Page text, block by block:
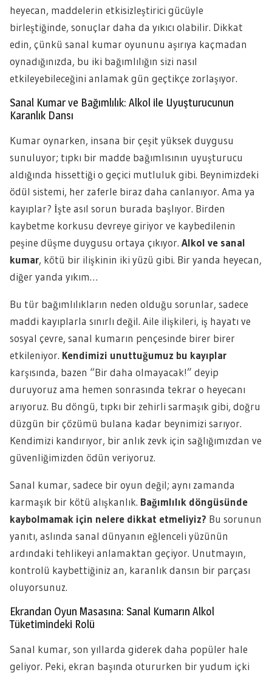
heyecan, maddelerin etkisizleştirici gücüyle
birleştiğinde, sonuçlar daha da yıkıcı olabilir. Dikkat
edin, çünkü sanal kumar oyununu aşırıya kaçmadan
oynadığınızda, bu iki bağımlılığın sizi nasıl
etkileyebileceğini anlamak gün geçtikçe zorlaşıyor.
Sanal Kumar ve Bağımlılık: Alkol ile Uyuşturucunun
Karanlık Dansı
Kumar oynarken, insana bir çeşit yüksek duygusu
sunuluyor; tıpkı bir madde bağımlısının uyuşturucu
aldığında hissettiği o geçici mutluluk gibi. Beynimizdeki
ödül sistemi, her zaferle biraz daha canlanıyor. Ama ya
kayıplar? İşte asıl sorun burada başlıyor. Birden
kaybetme korkusu devreye giriyor ve kaybedilenin
peşine düşme duygusu ortaya çıkıyor. Alkol ve sanal
kumar, kötü bir ilişkinin iki yüzü gibi. Bir yanda heyecan,
diğer yanda yıkım…
Bu tür bağımlılıkların neden olduğu sorunlar, sadece
maddi kayıplarla sınırlı değil. Aile ilişkileri, iş hayatı ve
sosyal çevre, sanal kumarın pençesinde birer birer
etkileniyor. Kendimizi unuttuğumuz bu kayıplar
karşısında, bazen “Bir daha olmayacak!” deyip
duruyoruz ama hemen sonrasında tekrar o heyecanı
arıyoruz. Bu döngü, tıpkı bir zehirli sarmaşık gibi, doğru
düzgün bir çözümü bulana kadar beynimizi sarıyor.
Kendimizi kandırıyor, bir anlık zevk için sağlığımızdan ve
güvenliğimizden ödün veriyoruz.
Sanal kumar, sadece bir oyun değil; aynı zamanda
karmaşık bir kötü alışkanlık. Bağımlılık döngüsünde
kaybolmamak için nelere dikkat etmeliyiz? Bu sorunun
yanıtı, aslında sanal dünyanın eğlenceli yüzünün
ardındaki tehlikeyi anlamaktan geçiyor. Unutmayın,
kontrolü kaybettiğiniz an, karanlık dansın bir parçası
oluyorsunuz.
Ekrandan Oyun Masasına: Sanal Kumarın Alkol
Tüketimindeki Rolü
Sanal kumar, son yıllarda giderek daha popüler hale
geliyor. Peki, ekran başında otururken bir yudum içki